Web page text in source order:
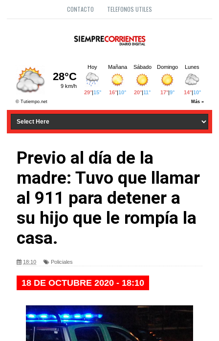
CONTACTO TELEFONOS UTILES
Previo al día de la
madre: Tuvo que llamar
al 911 para detener a
su hijo que le rompía la
casa.
18:10 Policiales
18 DE OCTUBRE 2020 - 18:10